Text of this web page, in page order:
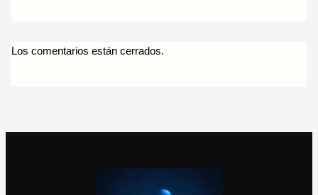
Los comentarios están cerrados.